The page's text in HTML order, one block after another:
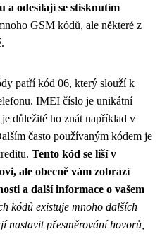
a odesílají se stisknutím
GSM kódů, ale některé z
patří kód 06, který slouží k
IMEI číslo je unikátní
důležité ho znát například v
často používaným kódem je
Tento kód se liší v
ale obecně vám zobrazí
a další informace o vašem
kódů existuje mnoho dalších
nastavit přesměrování hovorů,